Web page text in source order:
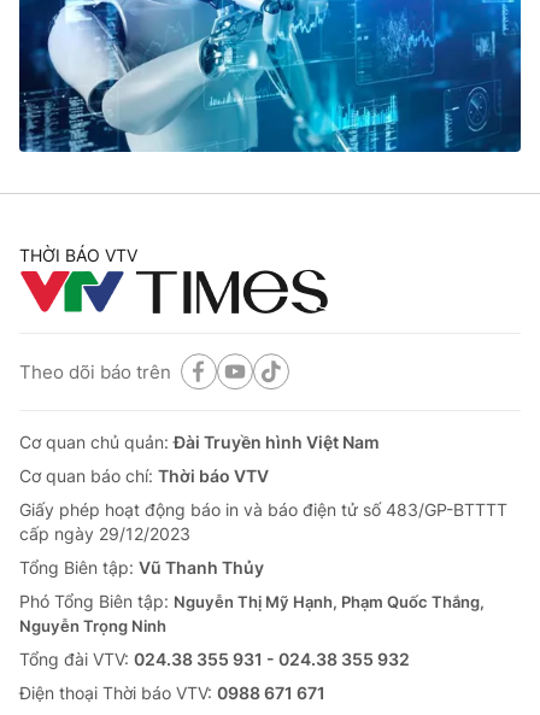
Tin tức
Thế giới đó đây
Câu chuyện quốc tế
Kinh tế
Tài chính
Thị trường
Góc doanh nghiệp
Dữ liệu và đời sống
Truyền hình
Phim VTV
Hậu trường
Giải sao mai
Giải trí
Điện ảnh
Âm nhạc
Du lịch
Làm đẹp
Chất lượng cuộc sống
Tuyển sinh
Học trực tuyến
Công nghệ
Hitech Công nghệ tương lai
Sản phẩm
Thị trường
Tư vấn
Giao lưu trực tuyến
Lịch phát sóng
Chuyên mục khác
THỜI BÁO VTV
Theo dõi báo trên
Cơ quan chủ quản:Đài Truyền hình Việt Nam
Cơ quan báo chí: Thời báo VTV
Giấy phép hoạt động báo in và báo điện tử số 483/GP-BTTTT
cấp ngày 29/12/2023
Tổng Biên tập: Vũ Thanh Thủy
Phó Tổng Biên tập: Nguyễn Thị Mỹ Hạnh, Phạm Quốc Thắng,
Nguyễn Trọng Ninh
Tổng đài VTV: 024.38 355 931 - 024.38 355 932
Ðiện thoại Thời báo VTV: 0988 671 671